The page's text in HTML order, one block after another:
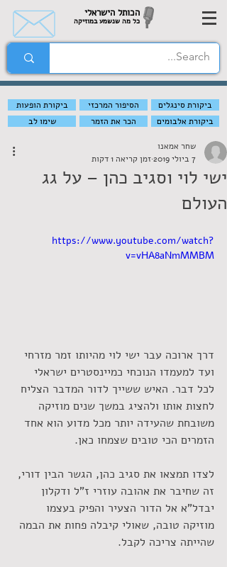
הכותל הישראלי
כל מה שנשמע במוזיקה
ביקורת הופעות הסיפור המרכזי
ביקורת סינגלים
שימו לב
הכר את הזמר ביקורת אלבומים
ישי לוי וסגיב כהן – על גג
העולם
שחר אמאנו
7 ביולי 2019
זמן קריאה 1 דקות
https://www.youtube.com/watch?
v=vHA8aNmMMBM
דרך ארוכה עבר ישי לוי מהיותו זמר מזרחי
ועד למעמדו הנוכחי כמיינסטרים ישראלי
לכל דבר. האיש ששייך לדור המדבר הצליח
לחצות אותו ולהציג במשך שנים מוזיקה
משובחת שהעידה יותר מכל מדוע הוא אחד
הזמרים הכי טובים שצמחו כאן.
לצדו תמצאו את סגיב כהן, הגשר הבין דורי,
זה שחיבר את אהובה עוזרי ז"ל ודקלון
יבדל"א אל הדור הצעיר והפיק בעצמו
מוזיקה טובה, שאולי קיבלה פחות את הבמה
שהייתה צריכה לקבל.